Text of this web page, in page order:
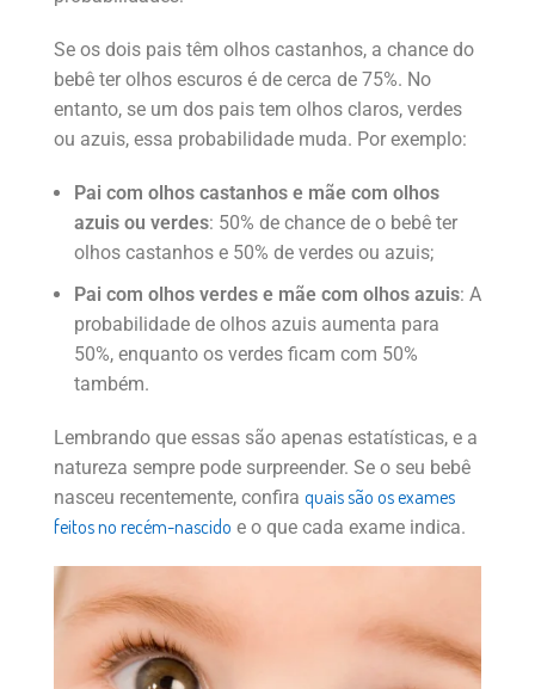
Se os dois pais têm olhos castanhos, a chance do
bebê ter olhos escuros é de cerca de 75%. No
entanto, se um dos pais tem olhos claros, verdes
ou azuis, essa probabilidade muda. Por exemplo:
Pai com olhos castanhos e mãe com olhos
azuis ou verdes: 50% de chance de o bebê ter
olhos castanhos e 50% de verdes ou azuis;
Pai com olhos verdes e mãe com olhos azuis: A
probabilidade de olhos azuis aumenta para
50%, enquanto os verdes ficam com 50%
também.
Lembrando que essas são apenas estatísticas, e a
natureza sempre pode surpreender. Se o seu bebê
nasceu recentemente, confira quais são os exames
feitos no recém-nascido e o que cada exame indica.